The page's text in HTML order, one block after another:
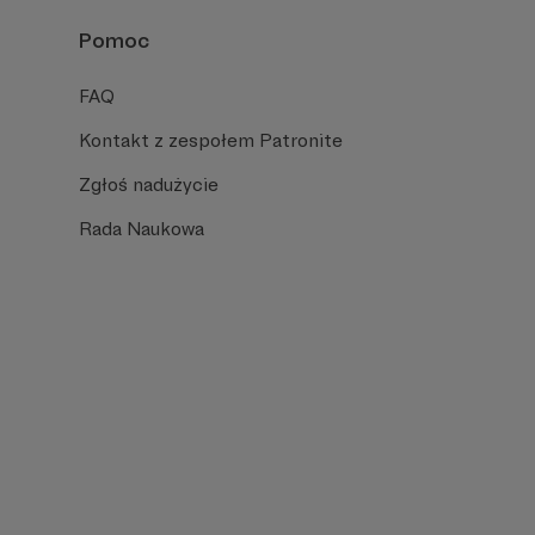
Pomoc
FAQ
Kontakt z zespołem Patronite
Zgłoś nadużycie
Rada Naukowa